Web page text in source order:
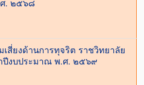
. ๒๕๖๘
สี่ยงด้านการทุจริต ราชวิทยาลัย
ปีงบประมาณ พ.ศ. ๒๕๖๙